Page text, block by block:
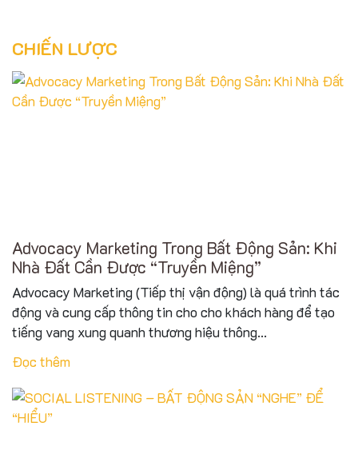
CHIẾN LƯỢC
Advocacy Marketing Trong Bất Động Sản: Khi
Nhà Đất Cần Được “Truyền Miệng”
Advocacy Marketing (Tiếp thị vận động) là quá trình tác
động và cung cấp thông tin cho cho khách hàng để tạo
tiếng vang xung quanh thương hiệu thông...
Đọc thêm